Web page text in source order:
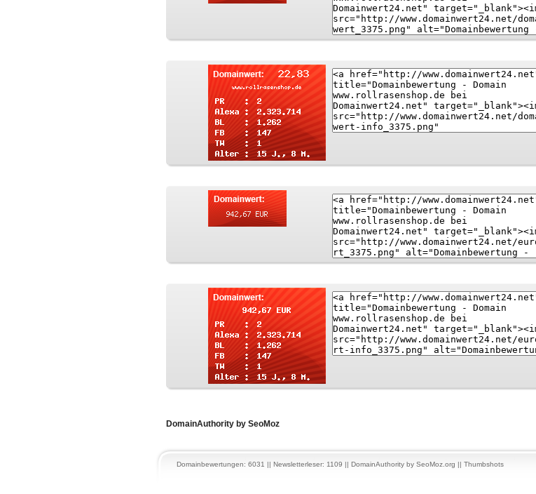
DomainAuthority by SeoMoz
Domainbewertungen: 6031 || Newsletterleser: 1109 || DomainAuthority by SeoMoz.org || Thumbshots